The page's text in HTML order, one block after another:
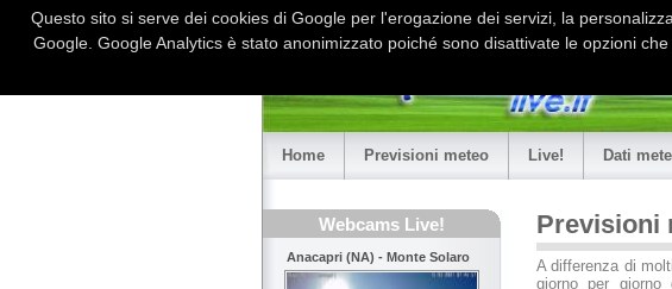
Home Previsioni meteo Live! Dati
Webcams Live!
Anacapri (NA) - Monte Solaro
Previsioni
A differenza di
giorno per
Questo sito si serve dei cookies di Google per l'erogazione dei servizi, la
Google. Google Analytics è stato anonimizzato poiché sono disattivate le opzioni